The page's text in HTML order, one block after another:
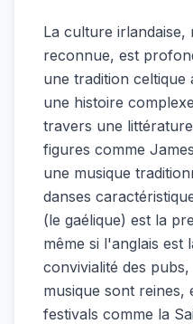
La culture irlandaise,
reconnue, est
une tradition
une histoire
travers une
figures comme
une musique
danses
(le gaélique) est la
même si l'anglais est
convivialité des
musique sont reines,
festivals comme la